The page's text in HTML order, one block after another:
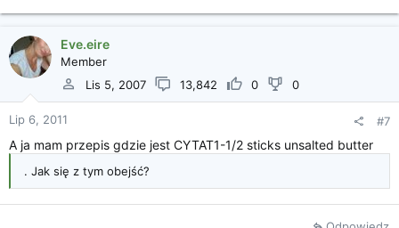
Eve.eire
Member
Lis 5, 2007
13,842 0 0
Lip 6, 2011 #7
A ja mam przepis gdzie jest CYTAT1-1/2 sticks unsalted butter
. Jak się z tym obejść?